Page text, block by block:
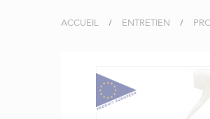
ACCUEIL ENTRETIEN
Skip
to
the